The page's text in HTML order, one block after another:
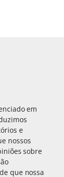
em
e
nossos
sobre
que nossa